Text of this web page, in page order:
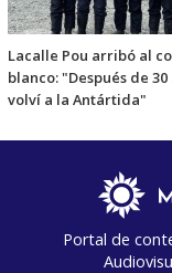
Lacalle Pou arribó al
blanco: "Después de 30
volví a la Antártida"
Portal de